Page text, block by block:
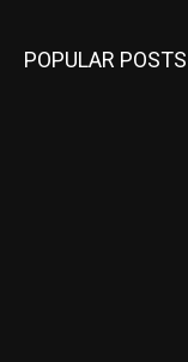
POPULAR POSTS